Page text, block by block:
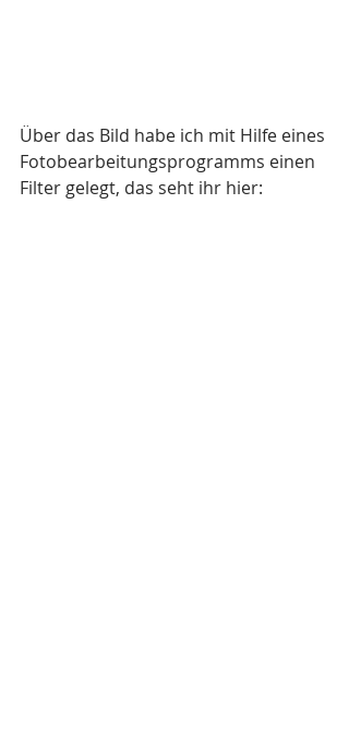
Über das Bild habe ich mit Hilfe eines
Fotobearbeitungsprogramms einen
Filter gelegt, das seht ihr hier: